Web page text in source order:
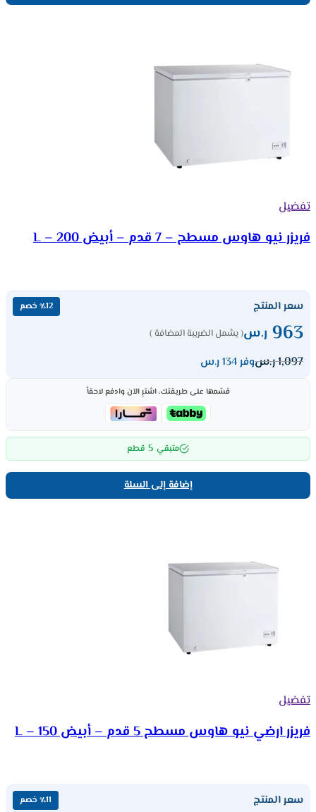
تفضيل
فريزر نيو هاوس مسطح – 7 قدم – أبيض 200 – L
سعر المنتج ٪12 خصم
963 ر.س( يشمل الضريبة المضافة )
1,097ر.سوفر 134 ر.س
قسّمها على طريقتك، اشترِ الآن وادفع لاحقاً
متبقي 5 قطع
إضافة إلى السلة
تفضيل
فريزر ارضي نيو هاوس مسطح 5 قدم – أبيض 150 – L
سعر المنتج ٪11 خصم